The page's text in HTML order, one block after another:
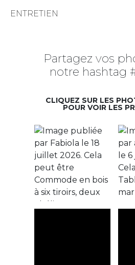
ENTRETIEN
Partagez vos
notre hashtag
CLIQUEZ SUR LES
POUR VOIR LES